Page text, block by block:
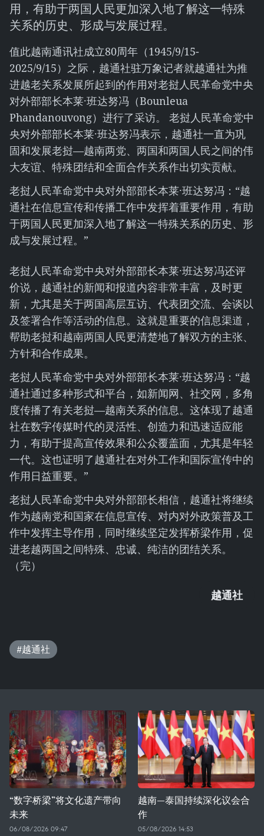
用，有助于两国人民更加深入地了解这一特殊
关系的历史、形成与发展过程。
值此越南通讯社成立80周年（1945/9/15-
2025/9/15）之际，越通社驻万象记者就越通社为推
进越老关系发展所起到的作用对老挝人民革命党中央
对外部部长本莱·班达努冯（Bounleua
Phandanouvong）进行了采访。 老挝人民革命党中
央对外部部长本莱·班达努冯表示，越通社一直为巩
固和发展老挝—越南两党、两国和两国人民之间的伟
大友谊、特殊团结和全面合作关系作出切实贡献。
老挝人民革命党中央对外部部长本莱·班达努冯：“越
通社在信息宣传和传播工作中发挥着重要作用，有助
于两国人民更加深入地了解这一特殊关系的历史、形
成与发展过程。”
老挝人民革命党中央对外部部长本莱·班达努冯还评
价说，越通社的新闻和报道内容非常丰富，及时更
新，尤其是关于两国高层互访、代表团交流、会谈以
及签署合作等活动的信息。这就是重要的信息渠道，
帮助老挝和越南两国人民更清楚地了解双方的主张、
方针和合作成果。
老挝人民革命党中央对外部部长本莱·班达努冯：“越
通社通过多种形式和平台，如新闻网、社交网，多角
度传播了有关老挝—越南关系的信息。这体现了越通
社在数字传媒时代的灵活性、创造力和迅速适应能
力，有助于提高宣传效果和公众覆盖面，尤其是年轻
一代。这也证明了越通社在对外工作和国际宣传中的
作用日益重要。”
老挝人民革命党中央对外部部长相信，越通社将继续
作为越南党和国家在信息宣传、对内对外政策普及工
作中发挥主导作用，同时继续坚定发挥桥梁作用，促
进老越两国之间特殊、忠诚、纯洁的团结关系。
（完）
越通社
#越通社
“数字桥梁”将文化遗产带向
未来
06/08/2026 09:47
越南—泰国持续深化议会合
作
05/08/2026 14:53